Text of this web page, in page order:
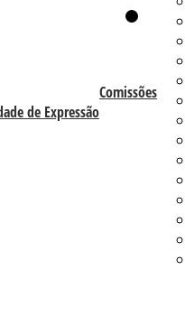
Comissões
de Expressão